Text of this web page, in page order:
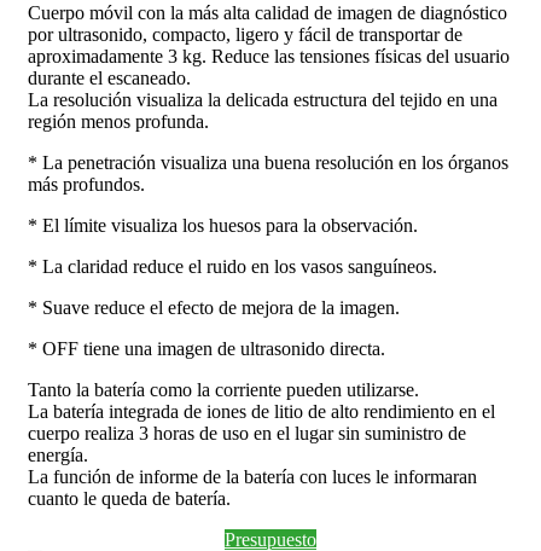
Cuerpo móvil con la más alta calidad de imagen de diagnóstico
por ultrasonido, compacto, ligero y fácil de transportar de
aproximadamente 3 kg. Reduce las tensiones físicas del usuario
durante el escaneado.
La resolución visualiza la delicada estructura del tejido en una
región menos profunda.
* La penetración visualiza una buena resolución en los órganos
más profundos.
* El límite visualiza los huesos para la observación.
* La claridad reduce el ruido en los vasos sanguíneos.
* Suave reduce el efecto de mejora de la imagen.
* OFF tiene una imagen de ultrasonido directa.
Tanto la batería como la corriente pueden utilizarse.
La batería integrada de iones de litio de alto rendimiento en el
cuerpo realiza 3 horas de uso en el lugar sin suministro de
energía.
La función de informe de la batería con luces le informaran
cuanto le queda de batería.
Presupuesto